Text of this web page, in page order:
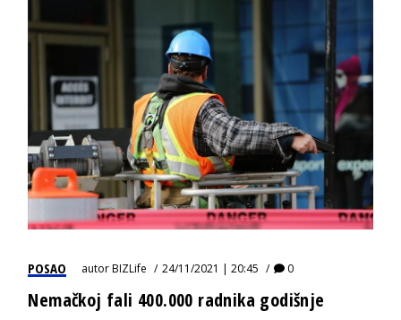
POSAO autorBIZLife 24/11/2021 | 20:45 0
Nemačkoj fali 400.000 radnika godišnje